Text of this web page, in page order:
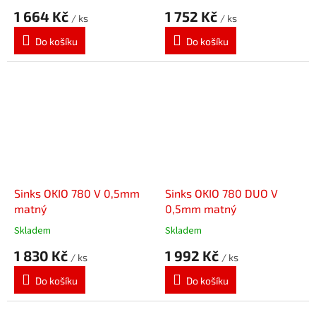
1 664 Kč / ks
Do košíku
1 752 Kč / ks
Do košíku
Sinks OKIO 780 V 0,5mm
matný
Skladem
1 830 Kč / ks
Do košíku
Sinks OKIO 780 DUO V
0,5mm matný
Skladem
1 992 Kč / ks
Do košíku